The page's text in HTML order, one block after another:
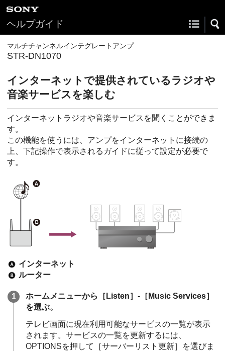
ヘルプガイド
マルチチャンネルインテグレートアンプ
STR-DN1070
インターネットで提供されているラジオや
音楽サービスを楽しむ
インターネットラジオや音楽サービスを聞くことができま
す。
この機能を使うには、アンプをインターネットに接続の
上、下記操作で表示されるガイドに従って設定が必要で
す。
インターネット
ルーター
ホームメニューから［ Listen］-［ Music Services］
を選ぶ。
テレビ画面に現在利用可能なサービスの一覧が表示
されます。サービスの一覧を更新するには、
OPTIONSを押して［サーバーリスト更新］を選びま